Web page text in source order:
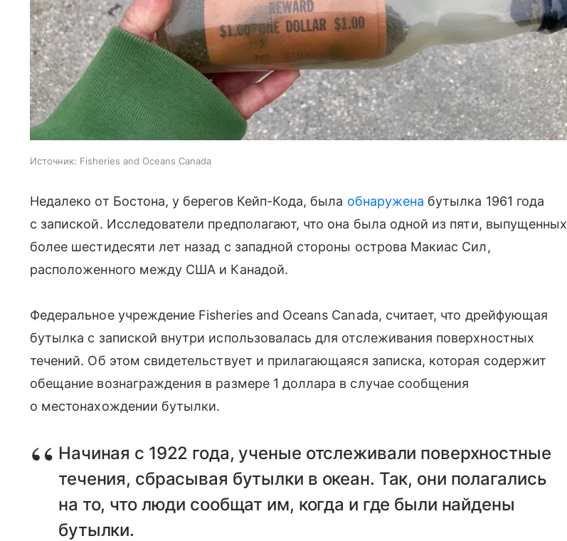
Источник: Fisheries and Oceans Canada
Недалеко от Бостона, у берегов Кейп-Кода, была обнаружена бутылка 1961 года
с запиской. Исследователи предполагают, что она была одной из пяти, выпущенных
более шестидесяти лет назад с западной стороны острова Макиас Сил,
расположенного между США и Канадой.
Федеральное учреждение Fisheries and Oceans Canada, считает, что дрейфующая
бутылка с запиской внутри использовалась для отслеживания поверхностных
течений. Об этом свидетельствует и прилагающаяся записка, которая содержит
обещание вознаграждения в размере 1 доллара в случае сообщения
о местонахождении бутылки.
Начиная с 1922 года, ученые отслеживали поверхностные
течения, сбрасывая бутылки в океан. Так, они полагались
на то, что люди сообщат им, когда и где были найдены
бутылки.